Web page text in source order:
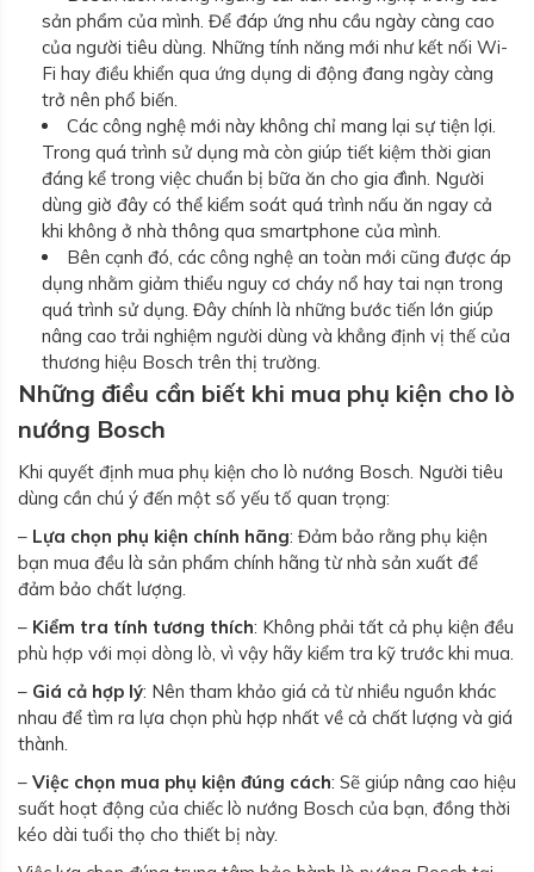
sản phẩm của mình. Để đáp ứng nhu cầu ngày càng cao
của người tiêu dùng. Những tính năng mới như kết nối Wi-
Fi hay điều khiển qua ứng dụng di động đang ngày càng
trở nên phổ biến.
Các công nghệ mới này không chỉ mang lại sự tiện lợi.
Trong quá trình sử dụng mà còn giúp tiết kiệm thời gian
đáng kể trong việc chuẩn bị bữa ăn cho gia đình. Người
dùng giờ đây có thể kiểm soát quá trình nấu ăn ngay cả
khi không ở nhà thông qua smartphone của mình.
Bên cạnh đó, các công nghệ an toàn mới cũng được áp
dụng nhằm giảm thiểu nguy cơ cháy nổ hay tai nạn trong
quá trình sử dụng. Đây chính là những bước tiến lớn giúp
nâng cao trải nghiệm người dùng và khẳng định vị thế của
thương hiệu Bosch trên thị trường.
Những điều cần biết khi mua phụ kiện cho lò
nướng Bosch
Khi quyết định mua phụ kiện cho lò nướng Bosch. Người tiêu
dùng cần chú ý đến một số yếu tố quan trọng:
– Lựa chọn phụ kiện chính hãng: Đảm bảo rằng phụ kiện
bạn mua đều là sản phẩm chính hãng từ nhà sản xuất để
đảm bảo chất lượng.
– Kiểm tra tính tương thích: Không phải tất cả phụ kiện đều
phù hợp với mọi dòng lò, vì vậy hãy kiểm tra kỹ trước khi mua.
– Giá cả hợp lý: Nên tham khảo giá cả từ nhiều nguồn khác
nhau để tìm ra lựa chọn phù hợp nhất về cả chất lượng và giá
thành.
– Việc chọn mua phụ kiện đúng cách: Sẽ giúp nâng cao hiệu
suất hoạt động của chiếc lò nướng Bosch của bạn, đồng thời
kéo dài tuổi thọ cho thiết bị này.